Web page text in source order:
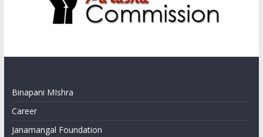
Binapani MIshra
Career
Janamangal Foundation